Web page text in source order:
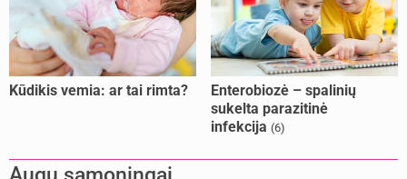
Kūdikis vemia: ar tai rimta?
Enterobiozė – spalinių
sukelta parazitinė
infekcija (6)